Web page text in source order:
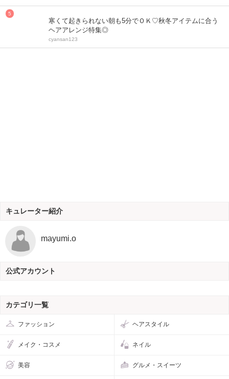
寒くて起きられない朝も5分でＯＫ♡秋冬アイテムに合う
ヘアアレンジ特集◎
cyansan123
キュレーター紹介
mayumi.o
公式アカウント
カテゴリ一覧
ファッション ヘアスタイル
メイク・コスメ ネイル
美容 グルメ・スイーツ